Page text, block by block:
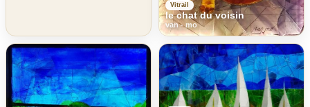
Vitrail
le chat du voisin
van - mo